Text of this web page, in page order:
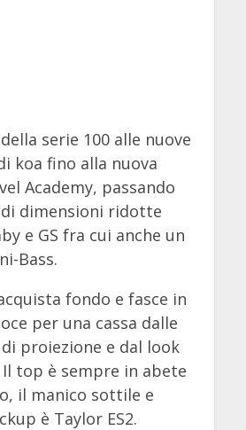
serie 100 alle nuove
koa fino alla nuova
Academy, passando
dimensioni ridotte
e GS fra cui anche un
Bass.
fondo e fasce in
per una cassa dalle
proiezione e dal look
top è sempre in abete
il manico sottile e
è Taylor ES2.